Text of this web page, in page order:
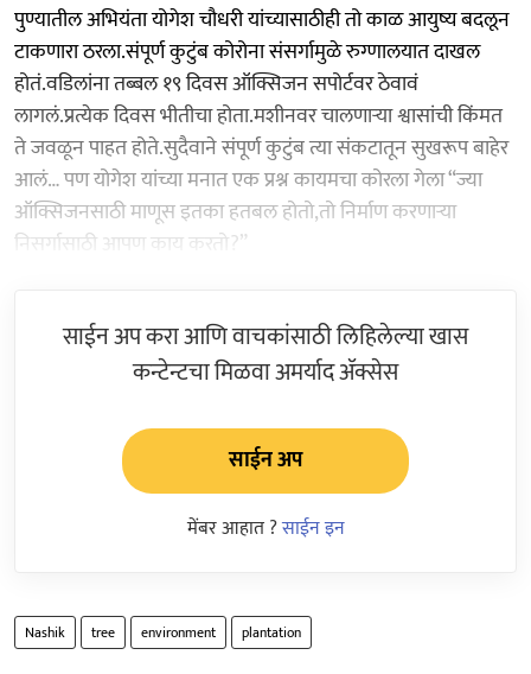
पुण्यातील अभियंता योगेश चौधरी यांच्यासाठीही तो काळ आयुष्य बदलून
टाकणारा ठरला.संपूर्ण कुटुंब कोरोना संसर्गामुळे रुग्णालयात दाखल
होतं.वडिलांना तब्बल १९ दिवस ऑक्सिजन सपोर्टवर ठेवावं
लागलं.प्रत्येक दिवस भीतीचा होता.मशीनवर चालणाऱ्या श्वासांची किंमत
ते जवळून पाहत होते.सुदैवाने संपूर्ण कुटुंब त्या संकटातून सुखरूप बाहेर
आलं… पण योगेश यांच्या मनात एक प्रश्न कायमचा कोरला गेला “ज्या
ऑक्सिजनसाठी माणूस इतका हतबल होतो,तो निर्माण करणाऱ्या
निसर्गासाठी आपण काय करतो?”
साईन अप करा आणि वाचकांसाठी लिहिलेल्या खास
कन्टेन्टचा मिळवा अमर्याद ॲक्सेस
साईन अप
मेंबर आहात ?साईन इन
Nashik tree environment plantation